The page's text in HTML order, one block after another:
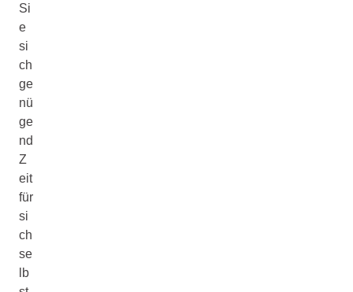
Si
e
si
ch
ge
nü
ge
nd
Z
eit
für
si
ch
se
lb